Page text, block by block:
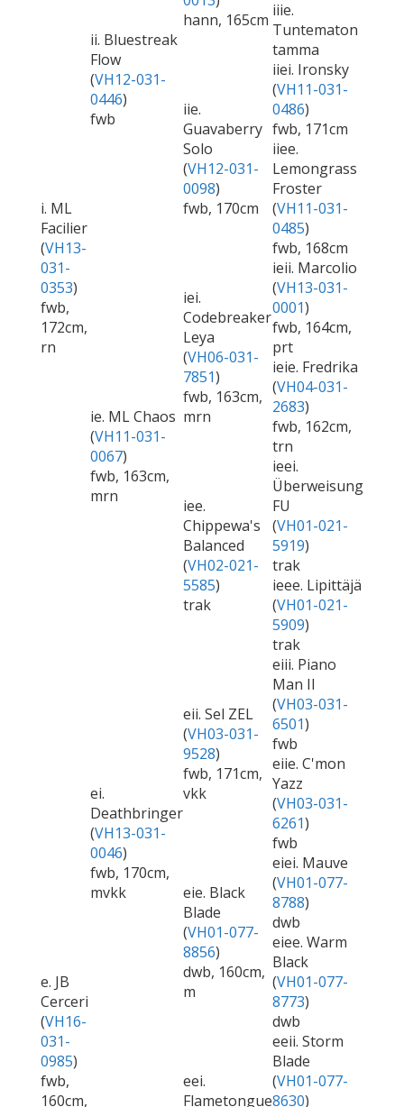
i. ML
Facilier
(VH13-
031-
0353)
fwb,
172cm,
rn
ii. Bluestreak
Flow
(VH12-031-
0446)
fwb
hann, 165cm iiie.
Tuntematon
tamma
iie.
Guavaberry
Solo
(VH12-031-
0098)
fwb, 170cm
iiei. Ironsky
(VH11-031-
0486)
fwb, 171cm
iiee.
Lemongrass
Froster
(VH11-031-
0485)
fwb, 168cm
ie. ML Chaos
(VH11-031-
0067)
fwb, 163cm,
mrn
iei.
Codebreaker
Leya
(VH06-031-
7851)
fwb, 163cm,
mrn
ieii. Marcolio
(VH13-031-
0001)
fwb, 164cm,
prt
ieie. Fredrika
(VH04-031-
2683)
fwb, 162cm,
trn
iee.
Chippewa's
Balanced
(VH02-021-
5585)
trak
ieei.
Überweisung
FU
(VH01-021-
5919)
trak
ieee. Lipittäjä
(VH01-021-
5909)
trak
e. JB
Cerceri
(VH16-
031-
0985)
fwb,
160cm,
ei.
Deathbringer
(VH13-031-
0046)
fwb, 170cm,
mvkk
eii. Sel ZEL
(VH03-031-
9528)
fwb, 171cm,
vkk
eiii. Piano
Man II
(VH03-031-
6501)
fwb
eiie. C'mon
Yazz
(VH03-031-
6261)
fwb
eie. Black
Blade
(VH01-077-
8856)
dwb, 160cm,
m
eiei. Mauve
(VH01-077-
8788)
dwb
eiee. Warm
Black
(VH01-077-
8773)
dwb
eei.
Flametongue
eeii. Storm
Blade
(VH01-077-
8630)